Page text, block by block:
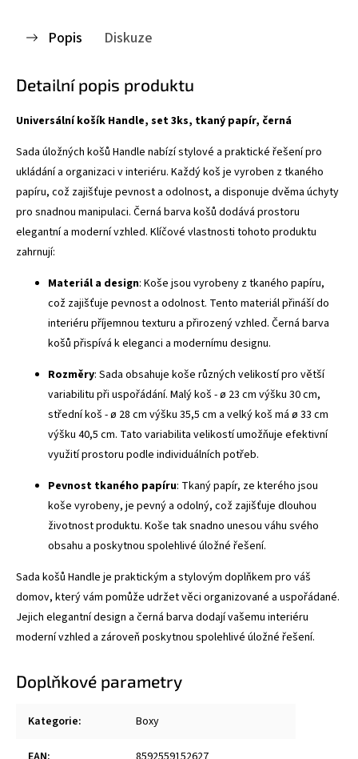
Popis Diskuze
Detailní popis produktu
Universální košík Handle, set 3ks, tkaný papír, černá
Sada úložných košů Handle nabízí stylové a praktické řešení pro
ukládání a organizaci v interiéru. Každý koš je vyroben z tkaného
papíru, což zajišťuje pevnost a odolnost, a disponuje dvěma úchyty
pro snadnou manipulaci. Černá barva košů dodává prostoru
elegantní a moderní vzhled. Klíčové vlastnosti tohoto produktu
zahrnují:
Materiál a design: Koše jsou vyrobeny z tkaného papíru,
což zajišťuje pevnost a odolnost. Tento materiál přináší do
interiéru příjemnou texturu a přirozený vzhled. Černá barva
košů přispívá k eleganci a modernímu designu.
Rozměry: Sada obsahuje koše různých velikostí pro větší
variabilitu při uspořádání. Malý koš -ø 23 cm výšku 30 cm,
střední koš -ø 28 cm výšku 35,5 cm a velký koš má ø 33 cm
výšku 40,5 cm. Tato variabilita velikostí umožňuje efektivní
využití prostoru podle individuálních potřeb.
Pevnost tkaného papíru: Tkaný papír, ze kterého jsou
koše vyrobeny, je pevný a odolný, což zajišťuje dlouhou
životnost produktu. Koše tak snadno unesou váhu svého
obsahu a poskytnou spolehlivé úložné řešení.
Sada košů Handle je praktickým a stylovým doplňkem pro váš
domov, který vám pomůže udržet věci organizované a uspořádané.
Jejich elegantní design a černá barva dodají vašemu interiéru
moderní vzhled a zároveň poskytnou spolehlivé úložné řešení.
Doplňkové parametry
Kategorie: Boxy